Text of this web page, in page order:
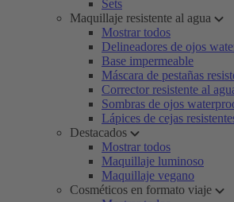
Sets
Maquillaje resistente al agua
Mostrar todos
Delineadores de ojos
Base impermeable
Máscara de pestañas
Corrector resistente al
Sombras de ojos
Lápices de cejas
Destacados
Mostrar todos
Maquillaje luminoso
Maquillaje vegano
Cosméticos en formato viaje